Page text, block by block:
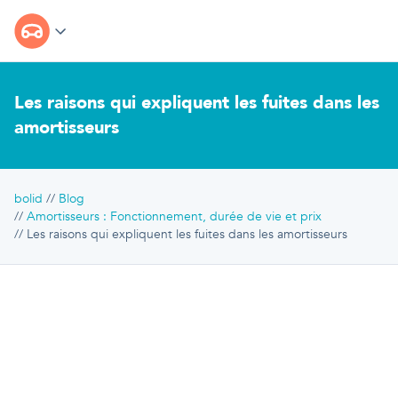
Les raisons qui expliquent les fuites dans les
amortisseurs
bolid
Blog
Amortisseurs : Fonctionnement, durée de vie et prix
Les raisons qui expliquent les fuites dans les amortisseurs